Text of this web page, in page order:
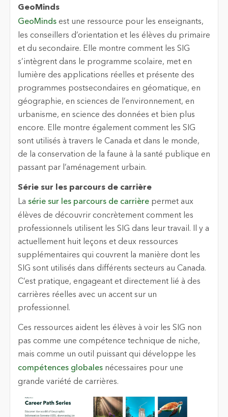
GeoMinds
GeoMindsest une ressource pour les enseignants,
les conseillers d’orientation et les élèves du primaire
et du secondaire. Elle montre comment les SIG
s’intègrent dans le programme scolaire, met en
lumière des applications réelles et présente des
programmes postsecondaires en géomatique, en
géographie, en sciences de l’environnement, en
urbanisme, en science des données et bien plus
encore. Elle montre également comment les SIG
sont utilisés à travers le Canada et dans le monde,
de la conservation de la faune à la santé publique en
passant par l’aménagement urbain.
Série sur les parcours de carrière
La série sur les parcours de carrièrepermet aux
élèves de découvrir concrètement comment les
professionnels utilisent les SIG dans leur travail. Il y a
actuellement huit leçons et deux ressources
supplémentaires qui couvrent la manière dont les
SIG sont utilisés dans différents secteurs au Canada.
C’est pratique, engageant et directement lié à des
carrières réelles avec un accent sur un
professionnel.
Ces ressources aident les élèves à voir les SIG non
pas comme une compétence technique de niche,
mais comme un outil puissant qui développe les
compétences globalesnécessaires pour une
grande variété de carrières.